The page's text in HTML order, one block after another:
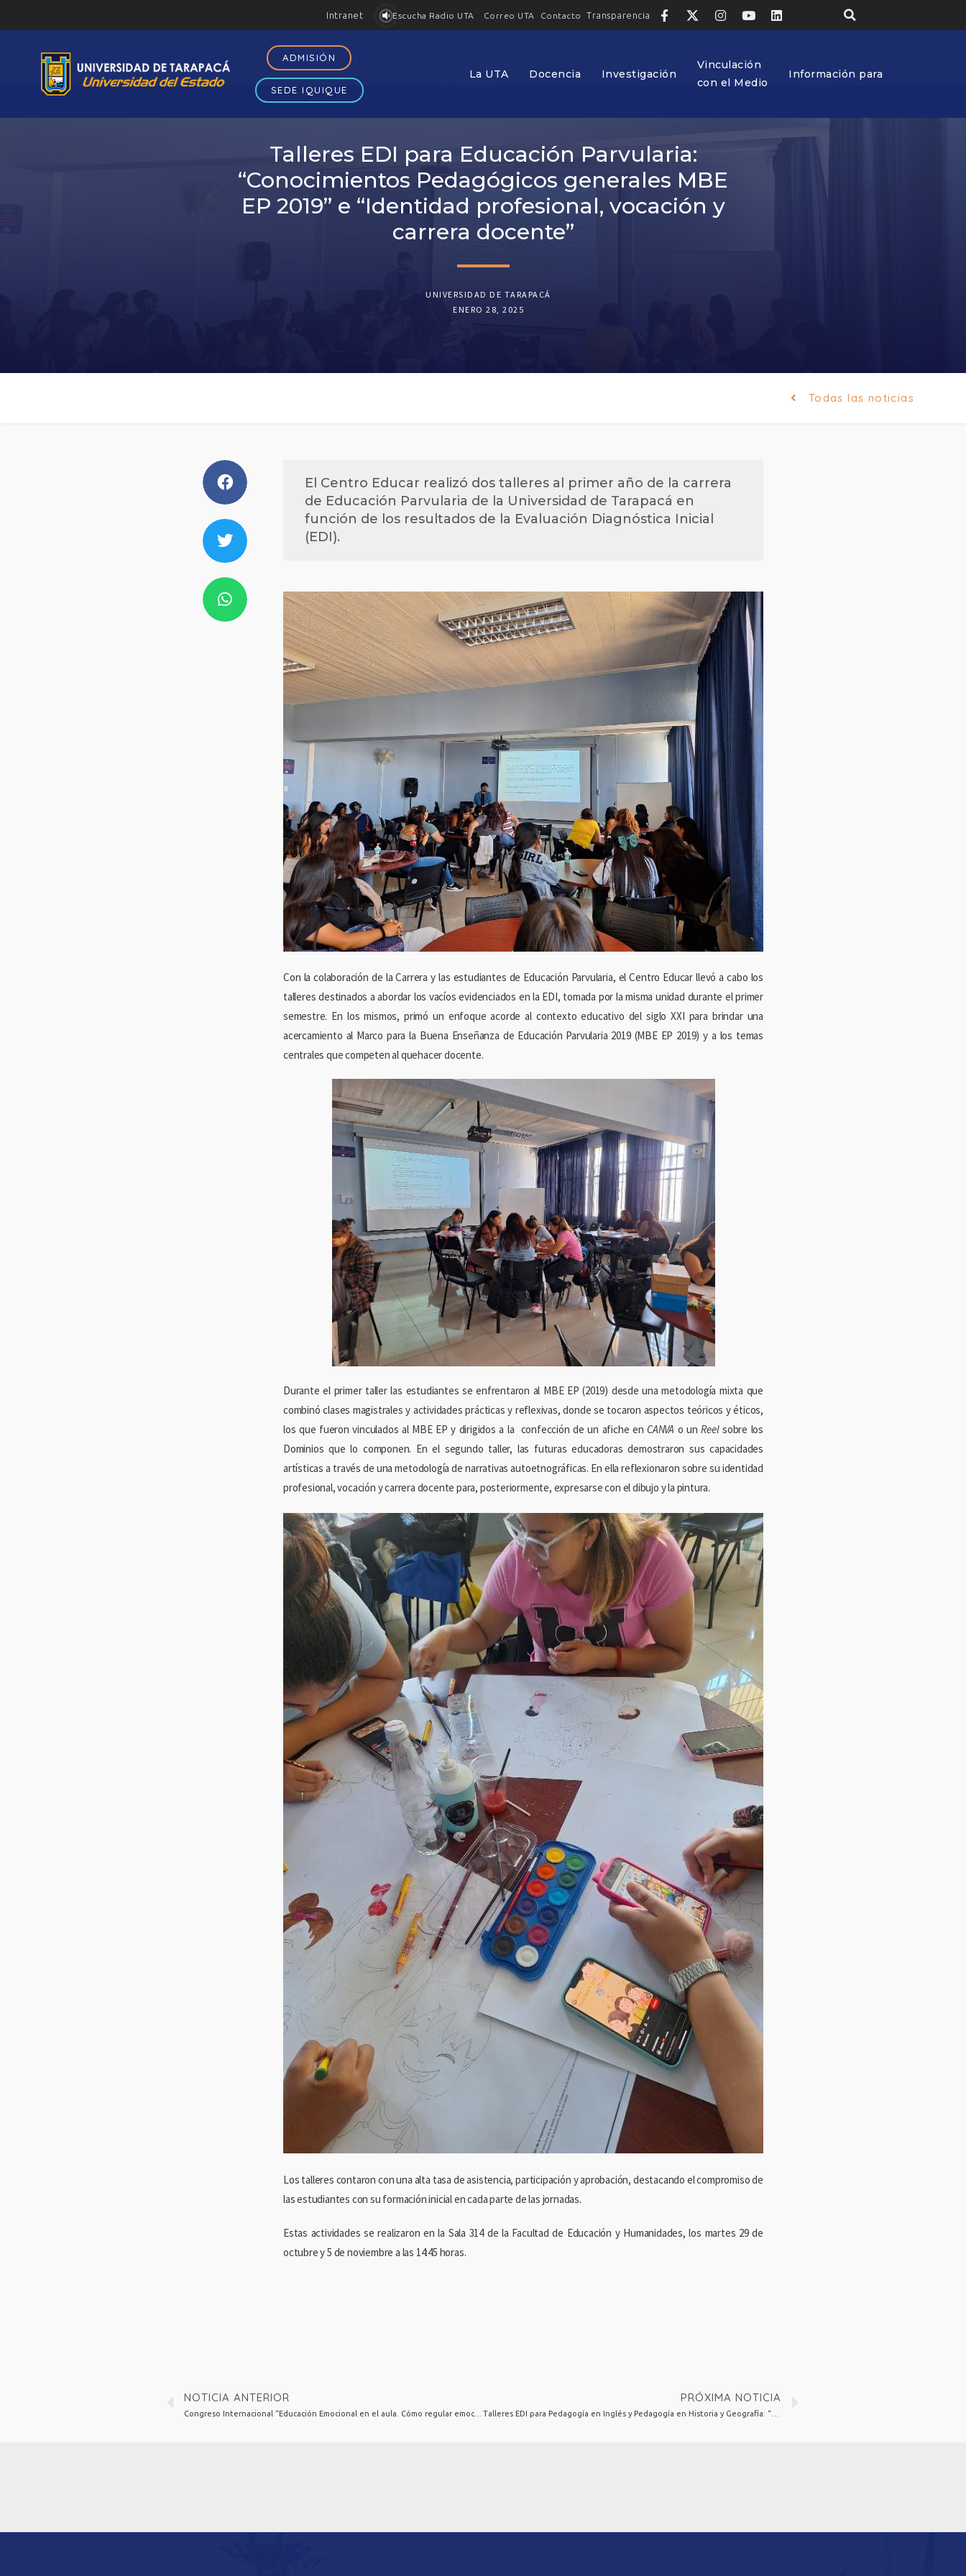
Intranet Escucha Radio UTA Correo UTA Contacto Transparencia
ADMISIÓN
SEDE IQUIQUE
La UTA Docencia Investigación
Vinculación
con el Medio
Información para
Talleres EDI para Educación Parvularia:
“Conocimientos Pedagógicos generales MBE
EP 2019” e “Identidad profesional, vocación y
carrera docente”
UNIVERSIDAD DE TARAPACÁ
ENERO 28, 2025
Todas las noticias
El Centro Educar realizó dos talleres al primer año de la carrera
de Educación Parvularia de la Universidad de Tarapacá en
función de los resultados de la Evaluación Diagnóstica Inicial
(EDI).
Con la colaboración de la Carrera y las estudiantes de Educación Parvularia, el Centro Educar llevó a cabo los
talleres destinados a abordar los vacíos evidenciados en la EDI, tomada por la misma unidad durante el primer
semestre. En los mismos, primó un enfoque acorde al contexto educativo del siglo XXI para brindar una
acercamiento al Marco para la Buena Enseñanza de Educación Parvularia 2019 (MBE EP 2019) y a los temas
centrales que competen al quehacer docente.
Durante el primer taller las estudiantes se enfrentaron al MBE EP (2019) desde una metodología mixta que
combinó clases magistrales y actividades prácticas y reflexivas, donde se tocaron aspectos teóricos y éticos,
los que fueron vinculados al MBE EP y dirigidos a la confección de un afiche enCANVA o unReelsobre los
Dominios que lo componen. En el segundo taller, las futuras educadoras demostraron sus capacidades
artísticas a través de una metodología de narrativas autoetnográficas. En ella reflexionaron sobre su identidad
profesional, vocación y carrera docente para, posteriormente, expresarse con el dibujo y la pintura.
Los talleres contaron con una alta tasa de asistencia, participación y aprobación, destacando el compromiso de
las estudiantes con su formación inicial en cada parte de las jornadas.
Estas actividades se realizaron en la Sala 314 de la Facultad de Educación y Humanidades, los martes 29 de
octubre y 5 de noviembre a las 14:45 horas.
NOTICIA ANTERIOR PRÓXIMA NOTICIA
Talleres EDI para Pedagogía en Inglés y Pedagogía en Historia y Geografía: “Conocimientos Pedagógicos generales MBE EP 2019” e “Identidad profesional, vocación y carrera docente”